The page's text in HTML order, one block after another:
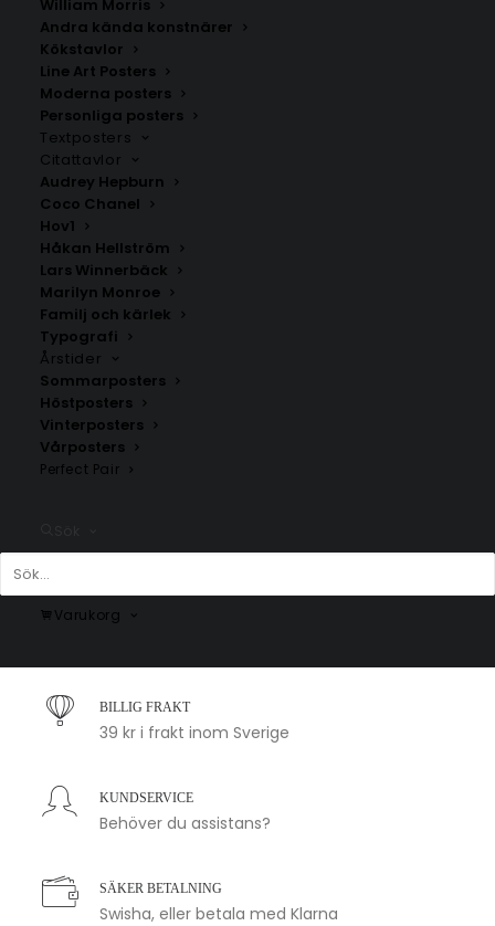
William Morris
Andra kända konstnärer
Kökstavlor
Line Art Posters
Moderna posters
Personliga posters
Textposters
Citattavlor
Audrey Hepburn
Coco Chanel
Hov1
Håkan Hellström
Lars Winnerbäck
Marilyn Monroe
Familj och kärlek
Typografi
Årstider
Sommarposters
Höstposters
Vinterposters
Vårposters
Perfect Pair
Varukorg
Poster med bokstaven T i
LEGO stil
Fr.149.00kr
Poster med bokstaven O i
leopardmönster
SNABB LEVERANS
BILLIG FRAKT
39 kr i frakt inom Sverige
KUNDSERVICE
Behöver du assistans?
SÄKER BETALNING
Swisha, eller betala med Klarna